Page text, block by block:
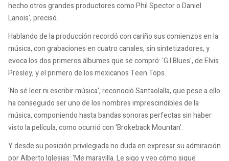
hecho otros grandes productores como Phil Spector o Daniel
Lanois', precisó.
Hablando de la producción recordó con cariño sus comienzos en la
música, con grabaciones en cuatro canales, sin sintetizadores, y
evoca los dos primeros álbumes que se compró: 'G.I.Blues', de Elvis
Presley, y el primero de los mexicanos Teen Tops.
'No sé leer ni escribir música', reconoció Santaolalla, que pese a ello
ha conseguido ser uno de los nombres imprescindibles de la
música, componiendo hasta bandas sonoras perfectas sin haber
visto la película, como ocurrió con 'Brokeback Mountan'.
Y desde su posición privilegiada no duda en expresar su admiración
por Alberto Iglesias: 'Me maravilla. Le sigo y veo cómo sigue